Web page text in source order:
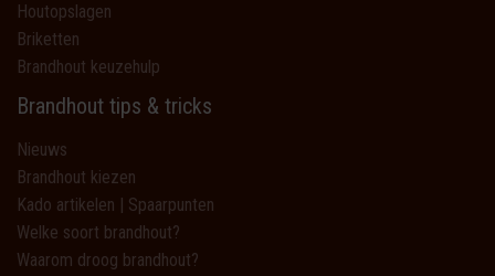
Houtopslagen
Briketten
Brandhout keuzehulp
Brandhout tips & tricks
Nieuws
Brandhout kiezen
Kado artikelen | Spaarpunten
Welke soort brandhout?
Waarom droog brandhout?